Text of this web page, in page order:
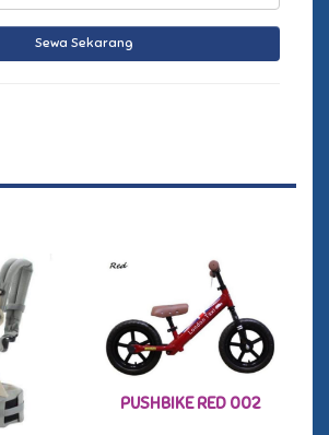
PUSHBIKE RED 002